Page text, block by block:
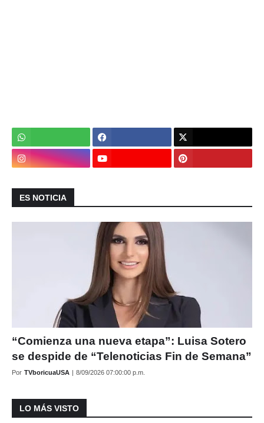
ES NOTICIA
“Comienza una nueva etapa”: Luisa Sotero
se despide de “Telenoticias Fin de Semana”
Por TVboricuaUSA | 8/09/2026 07:00:00 p.m.
LO MÁS VISTO